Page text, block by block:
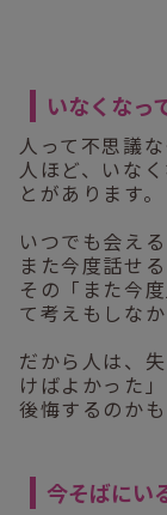
いなくなっ
人って不思議
人ほど、いな
とがあります。
いつでも会え
また今度話せ
その「また今
て考えもしなか
だから人は、
けばよかった
後悔するのかも
今そばにい